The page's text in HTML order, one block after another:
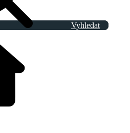
Vyhledat